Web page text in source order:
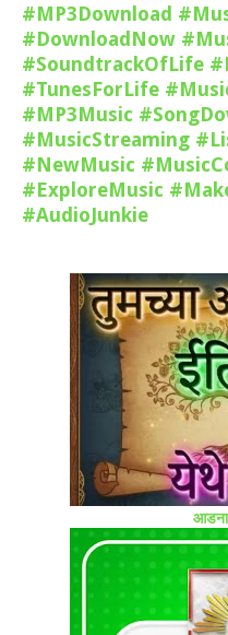
#MP3Download
#DownloadNow
#SoundtrackOfLife
#TunesForLife
#MP3Music
#MusicStreaming
#NewMusic
#ExploreMusic
#AudioJunkie